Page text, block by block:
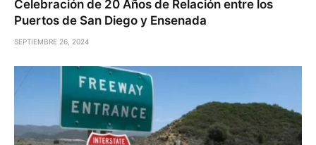
Celebración de 20 Años de Relación entre los
Puertos de San Diego y Ensenada
SEPTIEMBRE 26, 2024